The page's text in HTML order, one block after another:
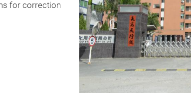
for correction